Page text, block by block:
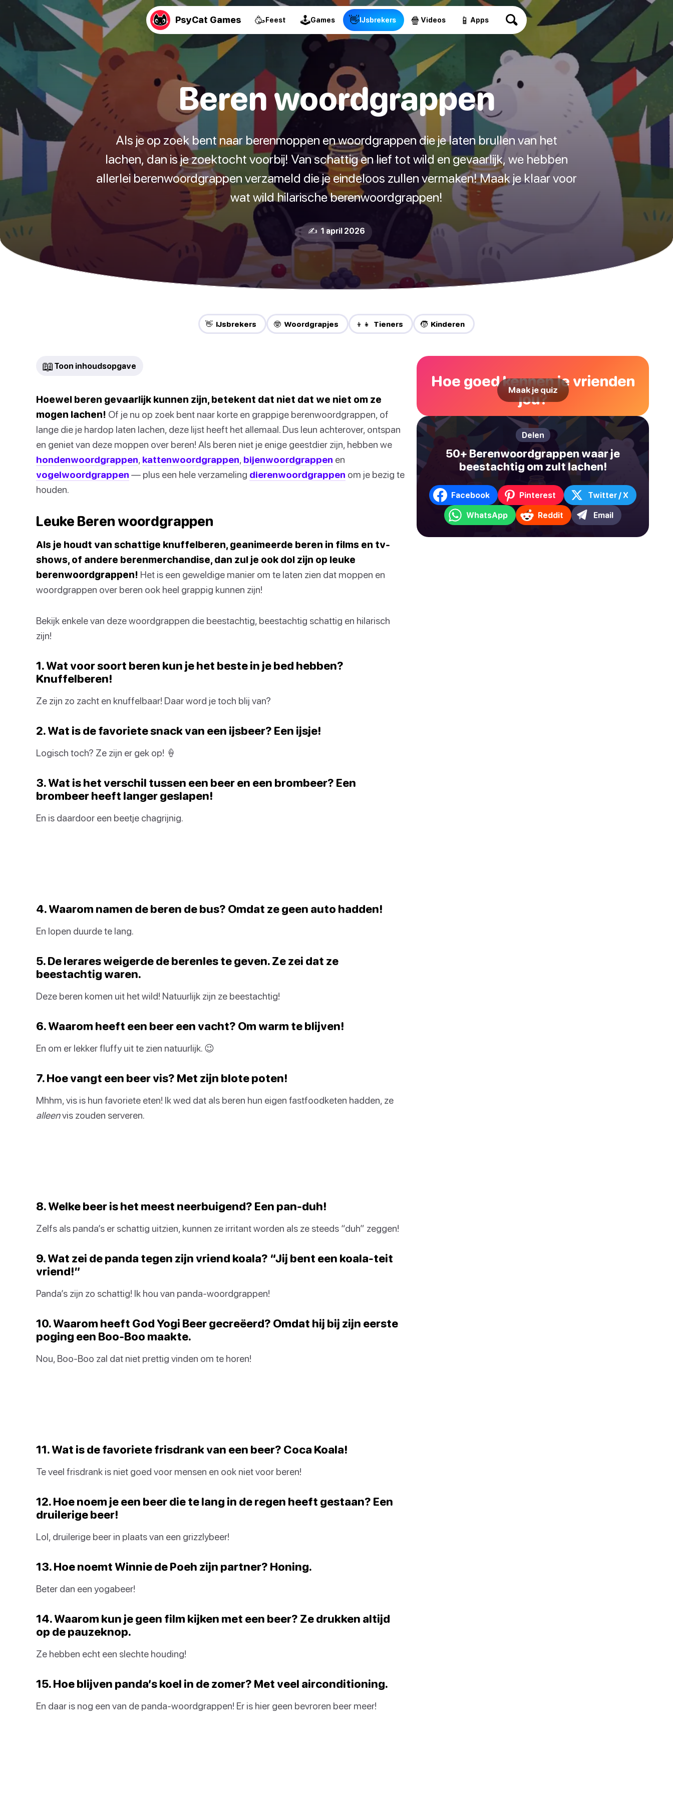
PsyCat Games 🥳Feest 🕹Games 👋IJsbrekers 🍿 Videos 📱 Apps
Beren woordgrappen
Als je op zoek bent naar berenmoppen en woordgrappen die je laten brullen van het
lachen, dan is je zoektocht voorbij! Van schattig en lief tot wild en gevaarlijk, we hebben
allerlei berenwoordgrappen verzameld die je eindeloos zullen vermaken! Maak je klaar voor
wat wild hilarische berenwoordgrappen!
✍️ 1 april 2026
👋 IJsbrekers 🤓 Woordgrapjes 👦👧 Tieners 🧒 Kinderen
📖 Toon inhoudsopgave
Hoewel beren gevaarlijk kunnen zijn, betekent dat niet dat we niet om ze
mogen lachen! Of je nu op zoek bent naar korte en grappige berenwoordgrappen, of
lange die je hardop laten lachen, deze lijst heeft het allemaal. Dus leun achterover, ontspan
en geniet van deze moppen over beren! Als beren niet je enige geestdier zijn, hebben we
hondenwoordgrappen, kattenwoordgrappen, bijenwoordgrappen en
vogelwoordgrappen — plus een hele verzameling dierenwoordgrappen om je bezig te
houden.
Leuke Beren woordgrappen
Als je houdt van schattige knuffelberen, geanimeerde beren in films en tv-
shows, of andere berenmerchandise, dan zul je ook dol zijn op leuke
berenwoordgrappen! Het is een geweldige manier om te laten zien dat moppen en
woordgrappen over beren ook heel grappig kunnen zijn!
Bekijk enkele van deze woordgrappen die beestachtig, beestachtig schattig en hilarisch
zijn!
1. Wat voor soort beren kun je het beste in je bed hebben?
Knuffelberen!
Ze zijn zo zacht en knuffelbaar! Daar word je toch blij van?
2. Wat is de favoriete snack van een ijsbeer? Een ijsje!
Logisch toch? Ze zijn er gek op! 🍦
3. Wat is het verschil tussen een beer en een brombeer? Een
brombeer heeft langer geslapen!
En is daardoor een beetje chagrijnig.
4. Waarom namen de beren de bus? Omdat ze geen auto hadden!
En lopen duurde te lang.
5. De lerares weigerde de berenles te geven. Ze zei dat ze
beestachtig waren.
Deze beren komen uit het wild! Natuurlijk zijn ze beestachtig!
6. Waarom heeft een beer een vacht? Om warm te blijven!
En om er lekker fluffy uit te zien natuurlijk. 😉
7. Hoe vangt een beer vis? Met zijn blote poten!
Mhhm, vis is hun favoriete eten! Ik wed dat als beren hun eigen fastfoodketen hadden, ze
alleenvis zouden serveren.
8. Welke beer is het meest neerbuigend? Een pan-duh!
Zelfs als panda’s er schattig uitzien, kunnen ze irritant worden als ze steeds “duh” zeggen!
9. Wat zei de panda tegen zijn vriend koala? “Jij bent een koala-teit
vriend!”
Panda’s zijn zo schattig! Ik hou van panda-woordgrappen!
10. Waarom heeft God Yogi Beer gecreëerd? Omdat hij bij zijn eerste
poging een Boo-Boo maakte.
Nou, Boo-Boo zal dat niet prettig vinden om te horen!
11. Wat is de favoriete frisdrank van een beer? Coca Koala!
Te veel frisdrank is niet goed voor mensen en ook niet voor beren!
12. Hoe noem je een beer die te lang in de regen heeft gestaan? Een
druilerige beer!
Lol, druilerige beer in plaats van een grizzlybeer!
13. Hoe noemt Winnie de Poeh zijn partner? Honing.
Beter dan een yogabeer!
14. Waarom kun je geen film kijken met een beer? Ze drukken altijd
op de pauzeknop.
Ze hebben echt een slechte houding!
15. Hoe blijven panda’s koel in de zomer? Met veel airconditioning.
En daar is nog een van de panda-woordgrappen! Er is hier geen bevroren beer meer!
Hoe goed kennen je vrienden
jou?
Maak je quiz
Delen
50+ Berenwoordgrappen waar je
beestachtig om zult lachen!
Facebook Pinterest Twitter / X
WhatsApp Reddit Email